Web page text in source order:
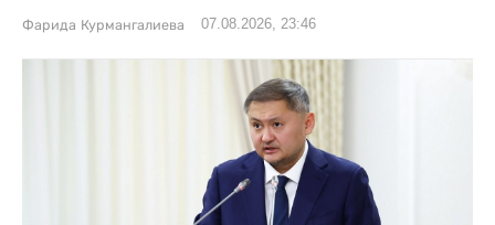
Фарида Курмангалиева 07.08.2026, 23:46